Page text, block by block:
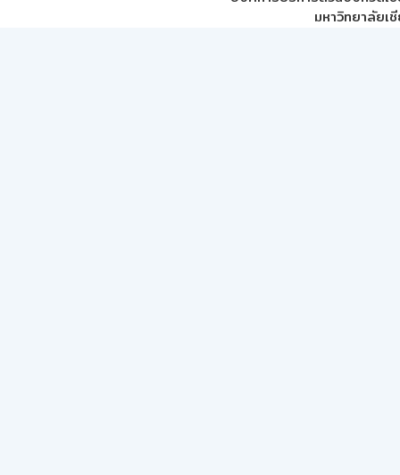
มหาวิทยาลัยเ